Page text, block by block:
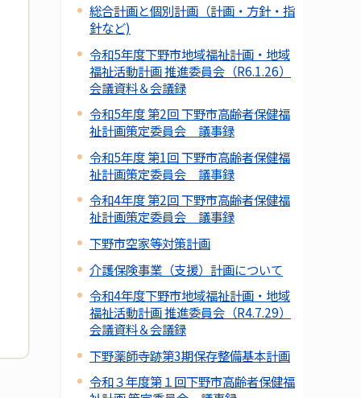
総合計画と個別計画（計画・方針・指
針など)
令和5年度下野市地域福祉計画・地域
福祉活動計画 推進委員会（R6.1.26）
会議資料＆会議録
令和5年度 第2回 下野市高齢者保健福
祉計画策定委員会 議事録
令和5年度 第1回 下野市高齢者保健福
祉計画策定委員会 議事録
令和4年度 第2回 下野市高齢者保健福
祉計画策定委員会 議事録
下野市空家等対策計画
介護保険事業（支援）計画について
令和4年度下野市地域福祉計画・地域
福祉活動計画 推進委員会（R4.7.29）
会議資料＆会議録
下野薬師寺跡第3期保存整備基本計画
令和３年度第１回下野市高齢者保健福